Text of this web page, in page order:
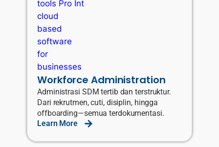
Workforce Administration
Administrasi SDM tertib dan terstruktur.
Dari rekrutmen, cuti, disiplin, hingga
offboarding—semua terdokumentasi.
Learn More